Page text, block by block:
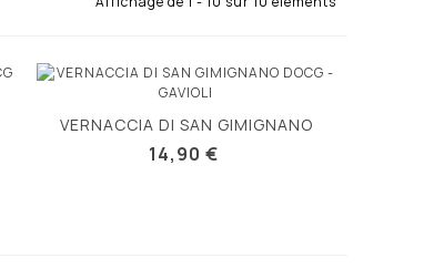
Vue rapide
VERNACCIA DI SAN GIMIGNANO
DOCG
14,90 €